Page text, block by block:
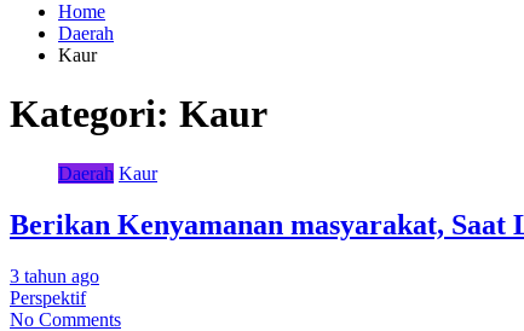
Home
Daerah
Kaur
Kategori: Kaur
Daerah Kaur
Berikan Kenyamanan masyarakat,
3 tahun ago
Perspektif
No Comments